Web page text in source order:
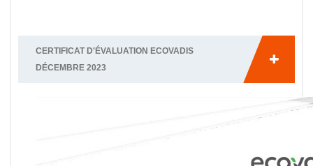
CERTIFICAT D'ÉVALUATION ECOVADIS
DÉCEMBRE 2023